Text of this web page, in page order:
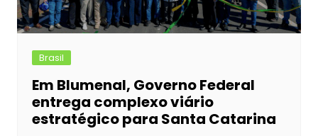
Brasil
Em Blumenal, Governo Federal
entrega complexo viário
estratégico para Santa Catarina